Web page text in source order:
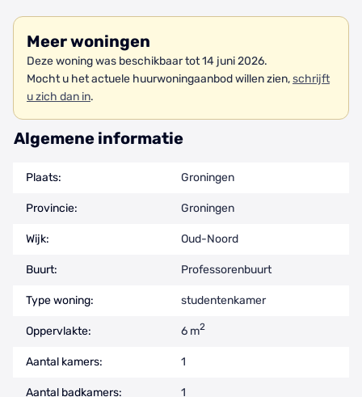
Meer woningen
Deze woning was beschikbaar tot 14 juni 2026.
Mocht u het actuele huurwoningaanbod willen zien,schrijft
u zich dan in.
Algemene informatie
Plaats: Groningen
Provincie: Groningen
Wijk: Oud-Noord
Buurt: Professorenbuurt
Type woning: studentenkamer
Oppervlakte: 6 m2
Aantal kamers: 1
Aantal badkamers: 1